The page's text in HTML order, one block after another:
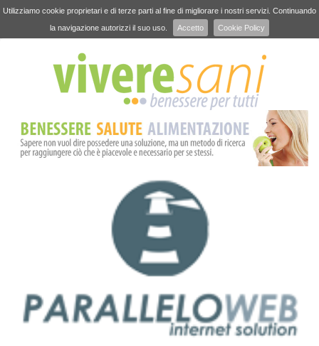
Utilizziamo cookie proprietari e di terze parti al fine di migliorare i nostri servizi. Continuando
la navigazione autorizzi il suo uso.
Accetto Cookie Policy